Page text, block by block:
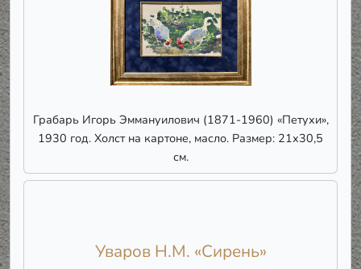
Грабарь Игорь Эммануилович (1871-1960) «Петухи»,
1930 год. Холст на картоне, масло. Размер: 21х30,5
см.
Уваров Н.М. «Сирень»